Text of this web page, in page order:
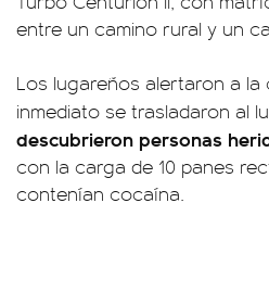
entre un camino rural y un
Los lugareños alertaron a
inmediato se trasladaron al
descubrieron personas
con la carga de 10 panes
contenían cocaína.